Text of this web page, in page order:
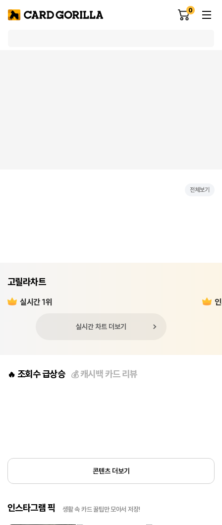
0
전체보기
고릴라차트
실시간 1위
실시간 차트 더보기
🔥 조회수 급상승 💰캐시백 카드 리뷰
콘텐츠 더보기
인스타그램 픽 생활 속 카드 꿀팁만 모아서 저장!